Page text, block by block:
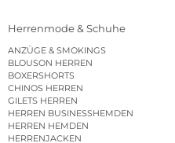
Herrenmode & Schuhe
ANZÜGE & SMOKINGS
BLOUSON HERREN
BOXERSHORTS
CHINOS HERREN
GILETS HERREN
HERREN BUSINESSHEMDEN
HERREN HEMDEN
HERRENJACKEN